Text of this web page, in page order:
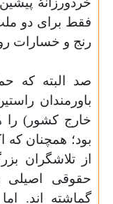
فقط برای دو
رنج و خسارات
صد البته که
باورمندان
خارج کشور) را
بود؛ همچنان که
از تلاشگران
حقوقی
گماشته اند.